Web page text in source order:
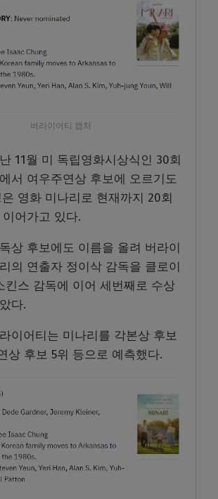
버라이어티 캡처
11월 미 독립영화시상식인 30회
서 여우주연상 후보에 오르기도
영화 미나리로 현재까지 20회
어가고 있다.
상 후보에도 이름을 올려 버라이
의 연출자 정이삭 감독을 클로이
킨스 감독에 이어 세번째로 수상
다.
이어티는 미나리를 각본상 후보
상 후보 5위 등으로 예측했다.